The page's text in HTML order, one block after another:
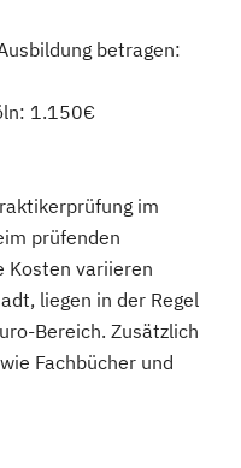
betragen:
1.150€
im
prüfenden
Kosten variieren
liegen in der Regel
Bereich. Zusätzlich
Fachbücher und